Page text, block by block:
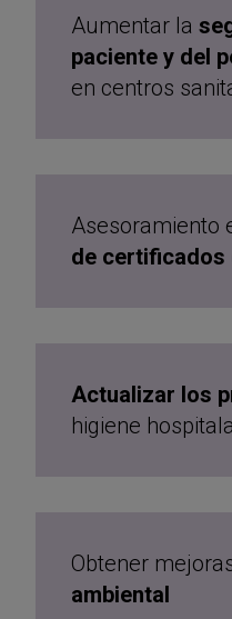
Aumentar la
paciente y del
en centros
Asesoramiento
de certificados
Actualizar los
higiene
Obtener
ambiental